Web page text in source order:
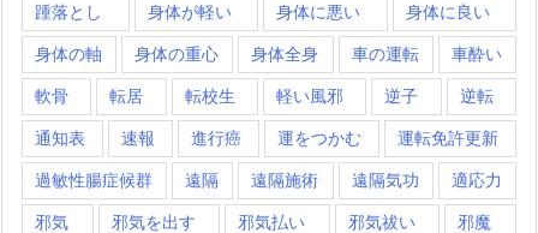
踵落とし 身体が軽い 身体に悪い 身体に良い
身体の軸 身体の重心 身体全身 車の運転 車酔い
軟骨 転居 転校生 軽い風邪 逆子 逆転
通知表 速報 進行癌 運をつかむ 運転免許更新
過敏性腸症候群 遠隔 遠隔施術 遠隔気功 適応力
邪気 邪気を出す 邪気払い 邪気祓い 邪魔